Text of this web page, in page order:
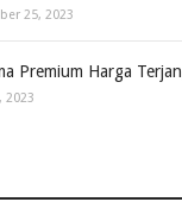
25, 2023
Premium Harga
2023